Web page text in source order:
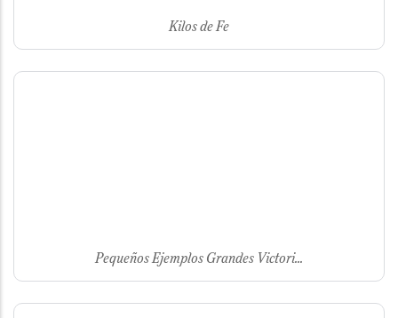
Kilos de Fe
Pequeños Ejemplos Grandes Victori...